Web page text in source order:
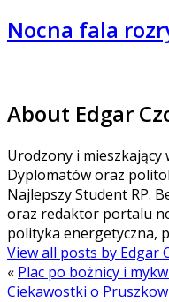
Nocna fala
About Edgar
Urodzony i mieszkający
Dyplomatów oraz
Najlepszy Student RP.
oraz redaktor portalu
polityka energetyczna,
View all posts by Edgar
« Plac po bożnicy i
Ciekawostki o